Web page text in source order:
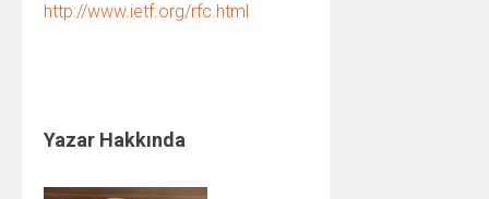
http://www.ietf.org/rfc.html
Yazar Hakkında